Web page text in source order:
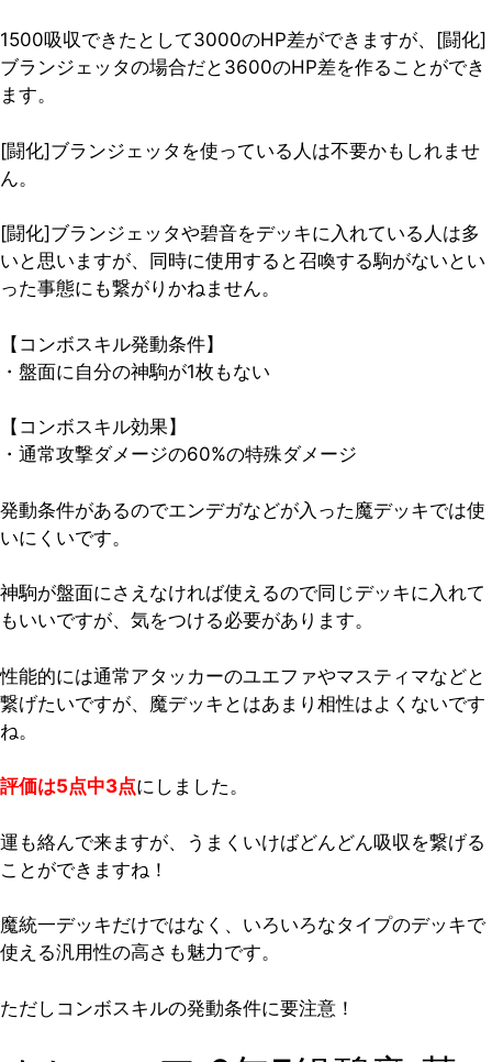
1500吸収できたとして3000のHP差ができますが、[闘化]
ブランジェッタの場合だと3600のHP差を作ることができ
ます。
[闘化]ブランジェッタを使っている人は不要かもしれませ
ん。
[闘化]ブランジェッタや碧音をデッキに入れている人は多
いと思いますが、 同時に使用すると召喚する駒がないとい
った事態にも繋がりかねません。
【コンボスキル発動条件】
・盤面に自分の神駒が1枚もない
【コンボスキル効果】
・通常攻撃ダメージの60%の特殊ダメージ
発動条件があるのでエンデガなどが入った魔デッキでは使
いにくいです。
神駒が盤面にさえなければ使えるので同じデッキに入れて
もいいですが、気をつける必要があります。
性能的には通常アタッカーのユエファやマスティマなどと
繋げたいですが、魔デッキとはあまり相性はよくないです
ね。
評価は5点中3点にしました。
運も絡んで来ますが、うまくいけばどんどん吸収を繋げる
ことができますね！
魔統一デッキだけではなく、 いろいろなタイプのデッキで
使える汎用性の高さも魅力です。
ただしコンボスキルの発動条件に要注意！